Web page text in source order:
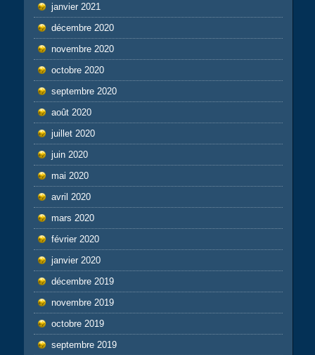
janvier 2021
décembre 2020
novembre 2020
octobre 2020
septembre 2020
août 2020
juillet 2020
juin 2020
mai 2020
avril 2020
mars 2020
février 2020
janvier 2020
décembre 2019
novembre 2019
octobre 2019
septembre 2019